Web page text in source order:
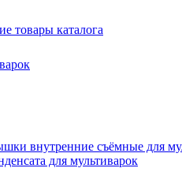
товары каталога
внутренние съёмные для
для мультиварок